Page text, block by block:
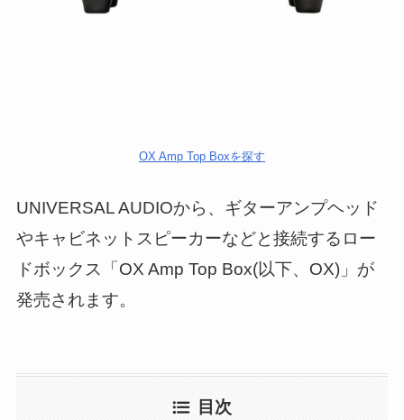
OX Amp Top Boxを探す
UNIVERSAL AUDIOから、ギターアンプヘッド
やキャビネットスピーカーなどと接続するロー
ドボックス「OX Amp Top Box(以下、OX)」が
発売されます。
目次